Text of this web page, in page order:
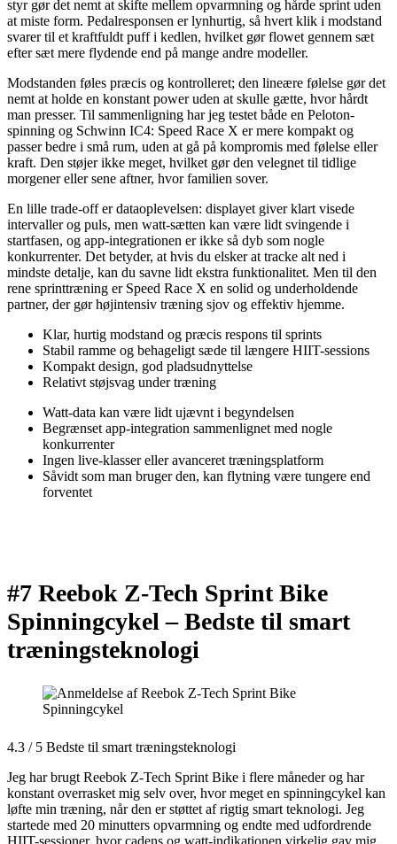
styr gør det nemt at skifte mellem opvarmning og hårde sprint uden
at miste form. Pedalresponsen er lynhurtig, så hvert klik i modstand
svarer til et kraftfuldt puff i kedlen, hvilket gør flowet gennem sæt
efter sæt mere flydende end på mange andre modeller.
Modstanden føles præcis og kontrolleret; den lineære følelse gør det
nemt at holde en konstant power uden at skulle gætte, hvor hårdt
man presser. Til sammenligning har jeg testet både en Peloton-
spinning og Schwinn IC4: Speed Race X er mere kompakt og
passer bedre i små rum, uden at gå på kompromis med følelse eller
kraft. Den støjer ikke meget, hvilket gør den velegnet til tidlige
morgener eller sene aftner, hvor familien sover.
En lille trade-off er dataoplevelsen: displayet giver klart visede
intervaller og puls, men watt-sætten kan være lidt svingende i
startfasen, og app-integrationen er ikke så dyb som nogle
konkurrenter. Det betyder, at hvis du elsker at tracke alt ned i
mindste detalje, kan du savne lidt ekstra funktionalitet. Men til den
rene sprinttræning er Speed Race X en solid og underholdende
partner, der gør højintensiv træning sjov og effektiv hjemme.
Klar, hurtig modstand og præcis respons til sprints
Stabil ramme og behageligt sæde til længere HIIT-sessions
Kompakt design, god pladsudnyttelse
Relativt støjsvag under træning
Watt-data kan være lidt ujævnt i begyndelsen
Begrænset app-integration sammenlignet med nogle
konkurrenter
Ingen live-klasser eller avanceret træningsplatform
Såvidt som man bruger den, kan flytning være tungere end
forventet
#7 Reebok Z-Tech Sprint Bike
Spinningcykel –Bedste til smart
træningsteknologi
4.3 / 5 Bedste til smart træningsteknologi
Jeg har brugt Reebok Z-Tech Sprint Bike i flere måneder og har
konstant overrasket mig selv over, hvor meget en spinningcykel kan
løfte min træning, når den er støttet af rigtig smart teknologi. Jeg
startede med 20 minutters opvarmning og endte med udfordrende
HIIT-sessioner, hvor cadens og watt-indikationen virkelig gav mig